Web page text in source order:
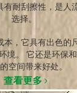
有耐刮擦性，是人
选择。
，它具有出色的
境。 它还是环保
空间带来好处。
查看更多